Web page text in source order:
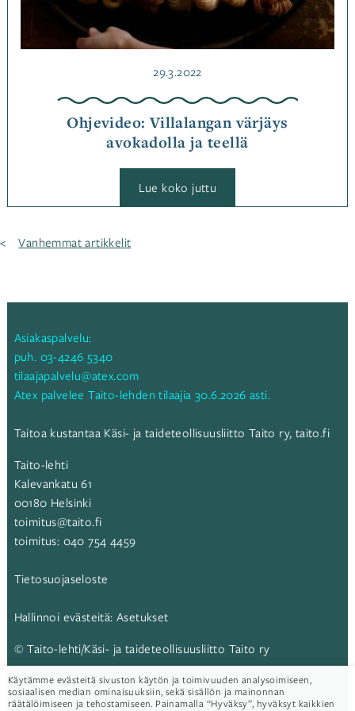
Ohjevideo: Villalangan värjäys
avokadolla ja teellä
Julkaistu
29.3.2022
Lue koko juttu
Villalangan
Artikkelien
Vanhemmat artikkelit
Asiakaspalvelu:
puh. 03-4246 5340
tilaajapalvelu@atex.com
Atex palvelee Taito-lehden tilaajia 30.6.2026 asti.
Taitoa kustantaa Käsi- ja taideteollisuusliitto Taito ry, taito.fi
Taito-lehti
Kalevankatu 61
00180 Helsinki
toimitus@taito.fi
toimitus: 040 754 4459
Tietosuojaseloste
Hallinnoi evästeitä: Asetukset
© Taito-lehti/Käsi- ja taideteollisuusliitto Taito ry
Taito-lehti:
Käytämme evästeitä sivuston käytön ja toimivuuden analysoimiseen,
sosiaalisen median ominaisuuksiin, sekä sisällön ja mainonnan
räätälöimiseen ja tehostamiseen. Painamalla “Hyväksy”, hyväksyt kaikkien